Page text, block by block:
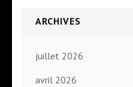
ARCHIVES
juillet 2026
avril 2026